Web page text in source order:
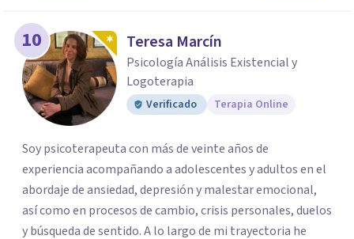
10 Teresa Marcín
Psicología Análisis Existencial y
Logoterapia
Verificado Terapia Online
Soy psicoterapeuta con más de veinte años de
experiencia acompañando a adolescentes y adultos en el
abordaje de ansiedad, depresión y malestar emocional,
así como en procesos de cambio, crisis personales, duelos
y búsqueda de sentido. A lo largo de mi trayectoria he